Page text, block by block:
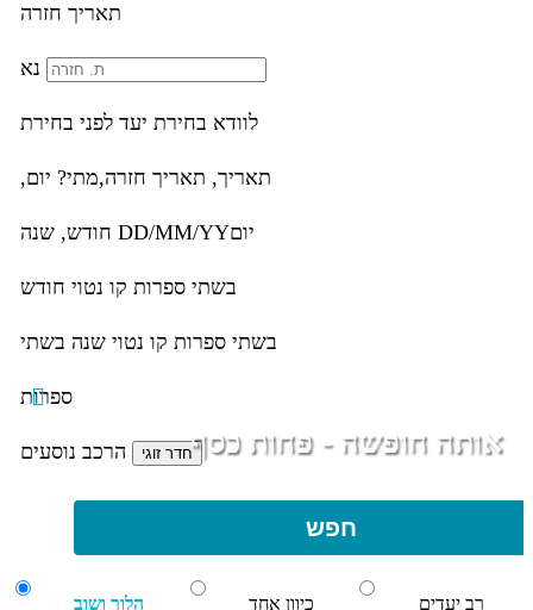
תאריך חזרה
נא
לוודא בחירת יעד לפני בחירת
תאריך, תאריך חזרה,מתי? יום,
DD/MM/YYיום
בשתי ספרות קו נטוי חודש
בשתי ספרות קו נטוי שנה בשתי
ספרות
הרכב נוסעים
חפש
אותה חופשה - פחות כסף
הלוך ושוב כיוון אחד רב יעדים